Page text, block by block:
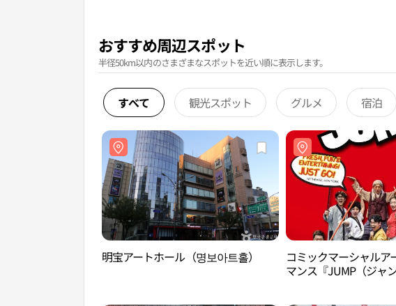
おすすめ周辺スポット
半径50km以内のさまざまなスポットを近い順に表示します。
すべて 観光スポット グルメ 宿泊
明宝アートホール（명보아트홀）
コミックマーシャルア
マンス『JUMP（ジャ